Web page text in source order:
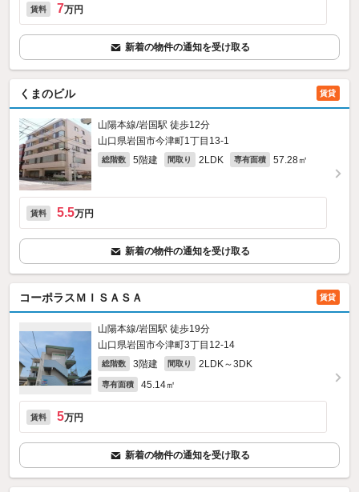
賃料 7万円
新着の物件の通知を受け取る
くまのビル 賃貸
山陽本線/岩国駅 徒歩12分
山口県岩国市今津町1丁目13-1
総階数 5階建 間取り 2LDK 専有面積 57.28㎡
賃料 5.5万円
新着の物件の通知を受け取る
コーポラスＭＩＳＡＳＡ 賃貸
山陽本線/岩国駅 徒歩19分
山口県岩国市今津町3丁目12-14
総階数 3階建 間取り 2LDK～3DK
専有面積 45.14㎡
賃料 5万円
新着の物件の通知を受け取る